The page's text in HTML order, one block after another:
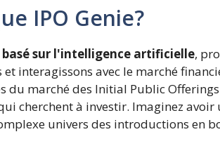
IPO Genie?
sur l'intelligence artificielle,
et interagissons avec le marché
du marché des Initial Public
cherchent à investir. Imaginez
univers des introductions en